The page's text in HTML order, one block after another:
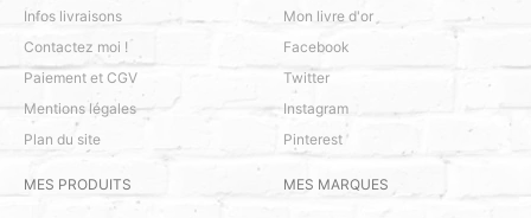
Infos livraisons
Contactez moi !
Paiement et CGV
Mentions légales
Plan du site
Mon livre d'or
Facebook
Twitter
Instagram
Pinterest
MES PRODUITS MES MARQUES